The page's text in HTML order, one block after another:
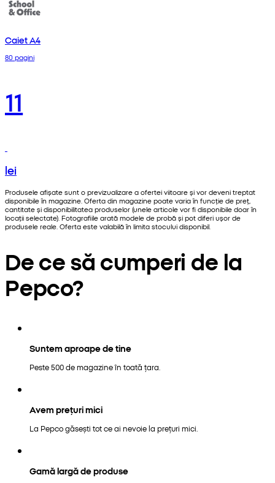
Caiet A4
80 pagini
11
lei
Produsele afișate sunt o previzualizare a ofertei viitoare și vor deveni treptat
disponibile în magazine. Oferta din magazine poate varia în funcție de preț,
cantitate și disponibilitatea produselor (unele articole vor fi disponibile doar în
locații selectate). Fotografiile arată modele de probă și pot diferi ușor de
produsele reale. Oferta este valabilă în limita stocului disponibil.
De ce să cumperi de la
Pepco?
Suntem aproape de tine
Peste 500 de magazine în toată țara.
Avem prețuri mici
La Pepco găsești tot ce ai nevoie la prețuri mici.
Gamă largă de produse